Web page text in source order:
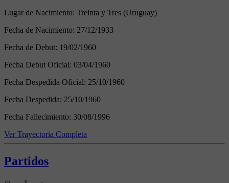
Lugar de Nacimiento: Treinta y Tres (Uruguay)
Fecha de Nacimiento: 27/12/1933
Fecha de Debut: 19/02/1960
Fecha Debut Oficial: 03/04/1960
Fecha Despedida Oficial: 25/10/1960
Fecha Despedida: 25/10/1960
Fecha Fallecimiento: 30/08/1996
Ver Trayectoria Completa
Partidos